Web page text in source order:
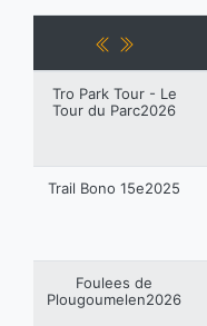
Tro Park Tour - Le
Tour du Parc2026
Trail Bono 15e2025
Foulees de
Plougoumelen2026